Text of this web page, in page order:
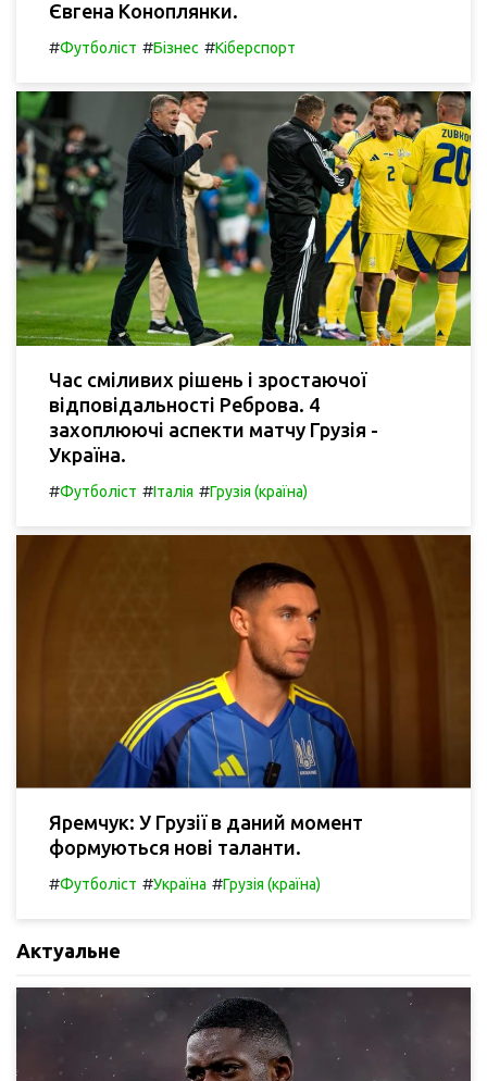
Євгена Коноплянки.
#Футболіст #Бізнес #Кіберспорт
Час сміливих рішень і зростаючої
відповідальності Реброва. 4
захоплюючі аспекти матчу Грузія -
Україна.
#Футболіст #Італія #Грузія (країна)
Яремчук: У Грузії в даний момент
формуються нові таланти.
#Футболіст #Україна #Грузія (країна)
Актуальне